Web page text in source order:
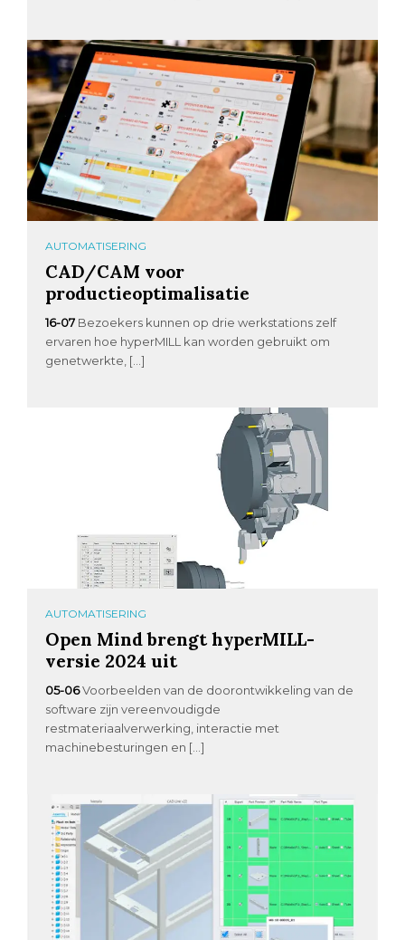
AUTOMATISERING
CAD/CAM voor
productieoptimalisatie
16-07 Bezoekers kunnen op drie werkstations zelf
ervaren hoe hyperMILL kan worden gebruikt om
genetwerkte, […]
AUTOMATISERING
Open Mind brengt hyperMILL-
versie 2024 uit
05-06Voorbeelden van de doorontwikkeling van de
software zijn vereenvoudigde
restmateriaalverwerking, interactie met
machinebesturingen en […]